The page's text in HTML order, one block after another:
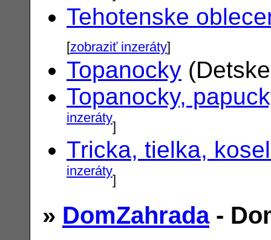
Tehotenske
[zobraziť inzeráty]
Topanocky
Topanocky,
inzeráty]
Tricka, tielka,
inzeráty]
» DomZahrada-